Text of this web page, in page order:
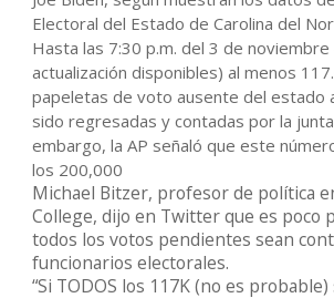
Electoral del Estado de Carolina del
Hasta las 7:30 p.m. del 3 de noviembre
actualización disponibles) al menos
papeletas de voto ausente del estado
sido regresadas y contadas por la
embargo, la AP señaló que este
los 200,000
Michael Bitzer, profesor de política
College, dijo en Twitter que es poco
todos los votos pendientes sean
funcionarios electorales.
“Si TODOS los 117K (no es